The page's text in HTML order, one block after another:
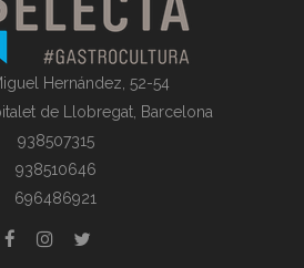
Hernández, 52-54
de Llobregat, Barcelona
938507315
938510646
696486921